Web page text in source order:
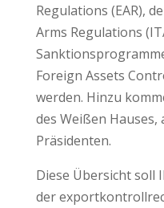
Regulations (EAR),
Arms Regulations
Foreign Assets
werden. Hinzu
des Weißen Hauses,
Präsidenten.
Diese Übersicht soll
der